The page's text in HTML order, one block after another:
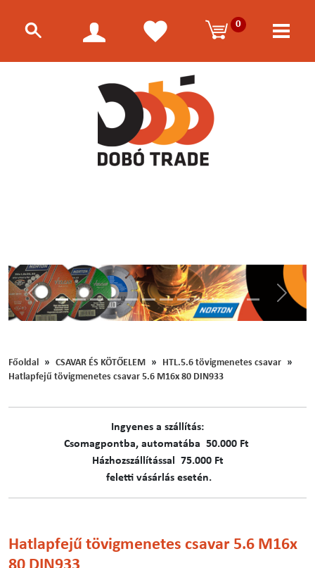
0
Előző
Főoldal CSAVAR ÉS KÖTŐELEM
HTL.5.6 tövigmenetes csavar
Hatlapfejű tövigmenetes csavar 5.6 M16x 80 DIN933
Ingyenes a szállítás:
C​​​somagpontba, automatába 50.000 Ft
Házhozszállítással 75.000 Ft
feletti vásárlás esetén.
Hatlapfejű tövigmenetes csavar 5.6 M16x